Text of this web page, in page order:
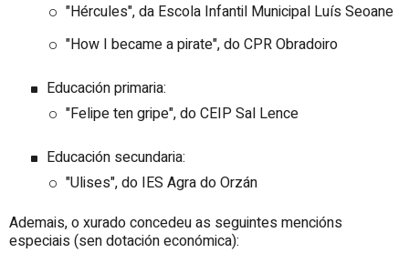
"Hércules", da Escola Infantil Municipal Luís Seoane
"How I became a pirate", do CPR Obradoiro
Educación primaria:
"Felipe ten gripe", do CEIP Sal Lence
Educación secundaria:
"Ulises", do IES Agra do Orzán
Ademais, o xurado concedeu as seguintes mencións
especiais (sen dotación económica):